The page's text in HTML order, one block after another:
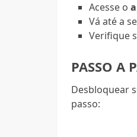
Acesse o
Vá até a
Verifique
PASSO A
Desbloquear
passo: